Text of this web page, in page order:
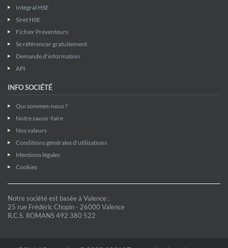
Intégral HSE
Siret HSE
Fichier Preventeurs
Se référencer gratuitement
Demande d'information
API
INFO SOCIÉTÉ
Qui sommes-nous ?
Notre savoir-faire
Nos valeurs
Conditions générales d'utilisations
Mentions légales
Cookies
Notre société est basée à Valence :
25 rue Frédéric Chopin - 26000 Valence
R.C.S. ROMANS 492 380 522